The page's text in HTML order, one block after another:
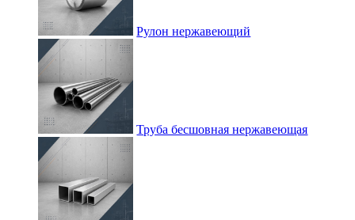
Рулон нержавеющий
Труба бесшовная нержавеющая